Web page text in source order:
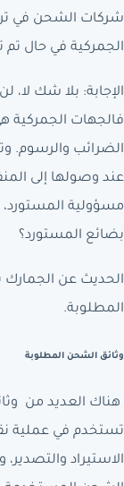
شركات الشحن في
الجمركية في حال تم
الإجابة: بلا شك
فالجهات الجمركية
الضرائب والرسوم.
عند وصولها إلى
مسؤولية
بضائع المستورد؟
الحديث عن الجمارك
المطلوبة.
وثائق الشحن المطلوبة
هناك العديد من
تستخدم في عملية
الاستيراد